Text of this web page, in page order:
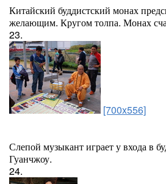
Китайский буддистский монах
желающим. Кругом толпа. Монах
23.
[700x556]
Слепой музыкант играет у входа в
Гуанчжоу.
24.